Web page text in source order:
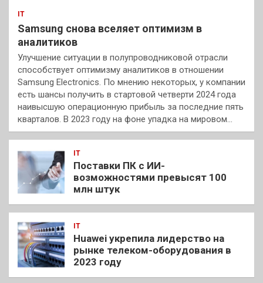
IT
Samsung снова вселяет оптимизм в
аналитиков
Улучшение ситуации в полупроводниковой отрасли
способствует оптимизму аналитиков в отношении
Samsung Electronics. По мнению некоторых, у компании
есть шансы получить в стартовой четверти 2024 года
наивысшую операционную прибыль за последние пять
кварталов. В 2023 году на фоне упадка на мировом…
IT
Поставки ПК с ИИ-
возможностями превысят 100
млн штук
IT
Huawei укрепила лидерство на
рынке телеком-оборудования в
2023 году